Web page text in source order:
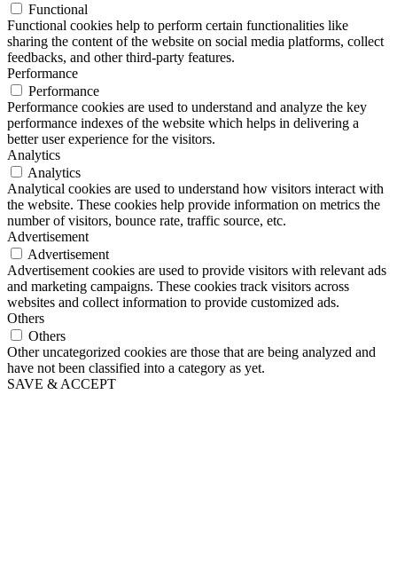
Functional
Functional cookies help to perform certain functionalities like
sharing the content of the website on social media platforms, collect
feedbacks, and other third-party features.
Performance
Performance
Performance cookies are used to understand and analyze the key
performance indexes of the website which helps in delivering a
better user experience for the visitors.
Analytics
Analytics
Analytical cookies are used to understand how visitors interact with
the website. These cookies help provide information on metrics the
number of visitors, bounce rate, traffic source, etc.
Advertisement
Advertisement
Advertisement cookies are used to provide visitors with relevant ads
and marketing campaigns. These cookies track visitors across
websites and collect information to provide customized ads.
Others
Others
Other uncategorized cookies are those that are being analyzed and
have not been classified into a category as yet.
SAVE & ACCEPT